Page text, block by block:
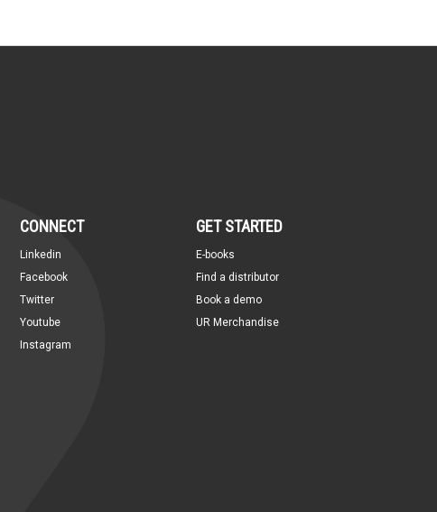
CONNECT
Linkedin
Facebook
Twitter
Youtube
Instagram
GET STARTED
E-books
Find a distributor
Book a demo
UR Merchandise